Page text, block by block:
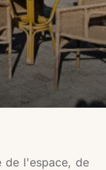
de l'espace, de